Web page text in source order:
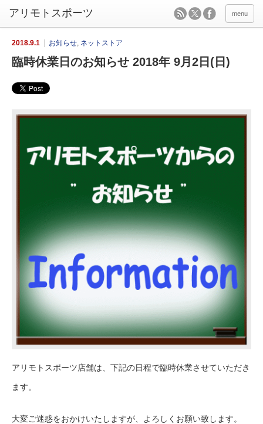
menu
2018.9.1 お知らせ, ネットストア
臨時休業日のお知らせ 2018年 9月2日(日)
アリモトスポーツ店舗は、下記の日程で臨時休業させていただき
ます。
大変ご迷惑をおかけいたしますが、よろしくお願い致します。